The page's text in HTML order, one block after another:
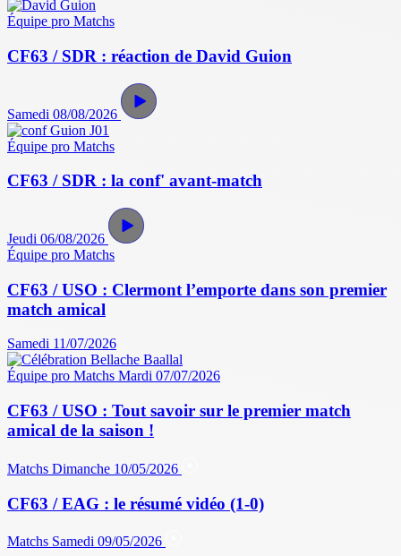
Équipe pro Matchs
CF63 / SDR : réaction de David Guion
Samedi 08/08/2026
Équipe pro Matchs
CF63 / SDR : la conf' avant-match
Jeudi 06/08/2026
Équipe pro Matchs
CF63 / USO : Clermont l’emporte dans son premier
match amical
Samedi 11/07/2026
Équipe pro Matchs Mardi 07/07/2026
CF63 / USO : Tout savoir sur le premier match
amical de la saison !
Matchs Dimanche 10/05/2026
CF63 / EAG : le résumé vidéo (1-0)
Matchs Samedi 09/05/2026